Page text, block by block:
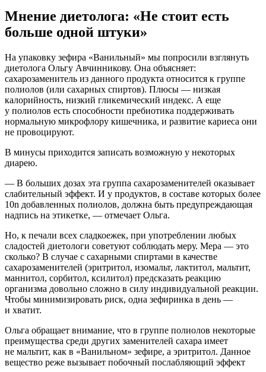
Мнение диетолога: «Не стоит есть
больше одной штуки»
На упаковку зефира «Ванильный» мы попросили взглянуть
диетолога Ольгу Авчинникову. Она объясняет:
сахарозаменитель из данного продукта относится к группе
полиолов (или сахарных спиртов). Плюсы — низкая
калорийность, низкий гликемический индекс. А еще
у полиолов есть способности пребиотика поддерживать
нормальную микрофлору кишечника, и развитие кариеса они
не провоцируют.
В минусы приходится записать возможную у некоторых
диарею.
— В больших дозах эта группа сахарозаменителей оказывает
слабительный эффект. И у продуктов, в составе которых более
10n добавленных полиолов, должна быть предупреждающая
надпись на этикетке, — отмечает Ольга.
Но, к печали всех сладкоежек, при употреблении любых
сладостей диетологи советуют соблюдать меру. Мера — это
сколько? В случае с сахарными спиртами в качестве
сахарозаменителей (эритритол, изомальт, лактитол, мальтит,
маннитол, сорбитол, ксилитол) предсказать реакцию
организма довольно сложно в силу индивидуальной реакции.
Чтобы минимизировать риск, одна зефиринка в день —
и хватит.
Ольга обращает внимание, что в группе полиолов некоторые
преимущества среди других заменителей сахара имеет
не мальтит, как в «Ванильном» зефире, а эритритол. Данное
вещество реже вызывает побочный послабляющий эффект